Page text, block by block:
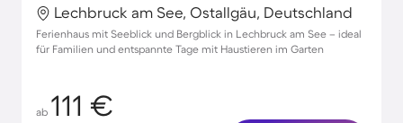
Lechbruck am See, Ostallgäu, Deutschland
Ferienhaus mit Seeblick und Bergblick in Lechbruck am See – ideal
für Familien und entspannte Tage mit Haustieren im Garten
ab 111 €